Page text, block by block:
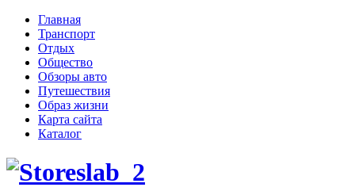
Главная
Транспорт
Отдых
Общество
Обзоры авто
Путешествия
Образ жизни
Карта сайта
Каталог